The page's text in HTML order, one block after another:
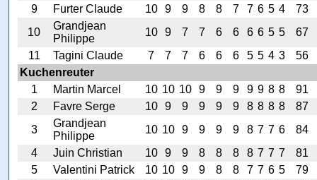
9
Furter Claude 10 9 9 8 8 7 7 6 5 4
73
10
Grandjean
Philippe
10 9 7 7 6 6 6 6 5 5
67
11
Tagini Claude 7 7 7 6 6 6 5 5 4 3
56
Kuchenreuter
1
Martin Marcel 10 10 10 9 9 9 9 9 8 8
91
2
Favre Serge 10 9 9 9 9 9 8 8 8 8
87
3
Grandjean
Philippe
10 10 9 9 9 9 8 7 7 6
84
4
Juin Christian 10 9 9 8 8 8 8 7 7 7
81
5
Valentini Patrick 10 10 9 9 8 8 7 7 6 5
79